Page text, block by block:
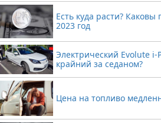
Есть куда расти?
2023 год
Электрический Evolute
крайний за седаном?
Цена на топливо